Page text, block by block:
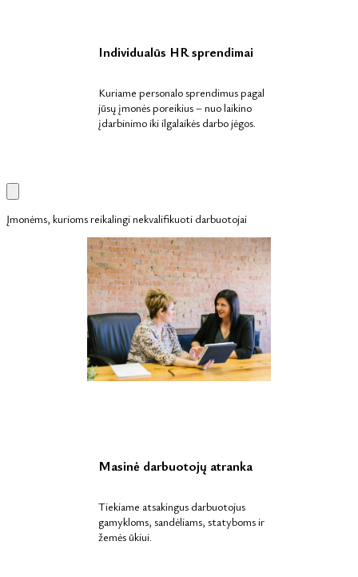
Individualūs HR sprendimai
Kuriame personalo sprendimus pagal
jūsų įmonės poreikius – nuo laikino
įdarbinimo iki ilgalaikės darbo jėgos.
Įmonėms, kurioms reikalingi nekvalifikuoti darbuotojai
Masinė darbuotojų atranka
Tiekiame atsakingus darbuotojus
gamykloms, sandėliams, statyboms ir
žemės ūkiui.